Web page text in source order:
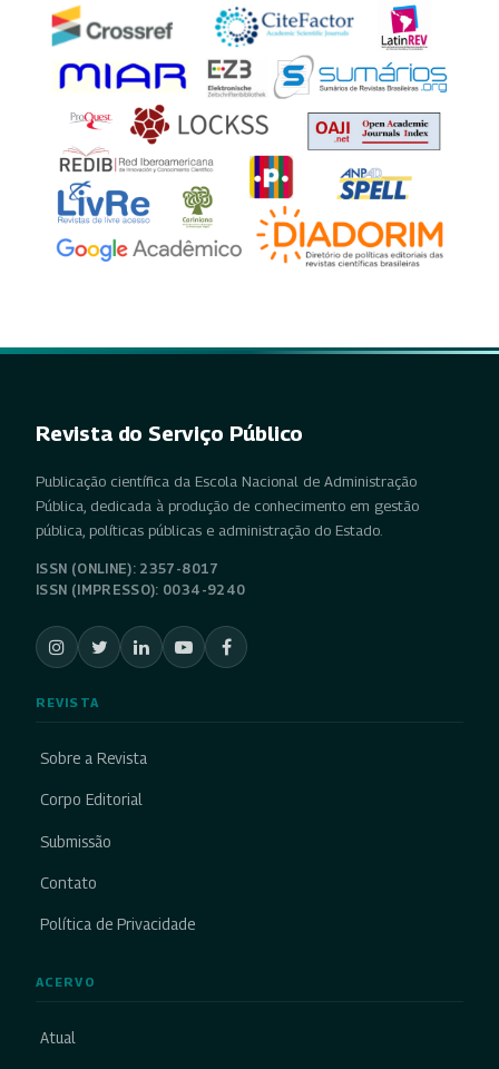
Revista do Serviço Público
Publicação científica da Escola Nacional de Administração
Pública, dedicada à produção de conhecimento em gestão
pública, políticas públicas e administração do Estado.
ISSN (ONLINE): 2357-8017
ISSN (IMPRESSO): 0034-9240
REVISTA
Sobre a Revista
Corpo Editorial
Submissão
Contato
Política de Privacidade
ACERVO
Atual